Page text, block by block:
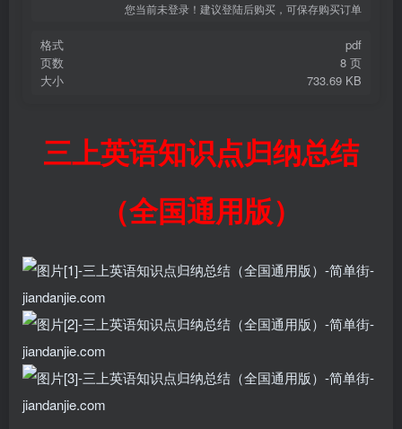
您当前未登录！建议登陆后购买，可保存购买订单
格式
pdf
页数
8 页
大小
733.69 KB
三上英语知识点归纳总结
（全国通用版）